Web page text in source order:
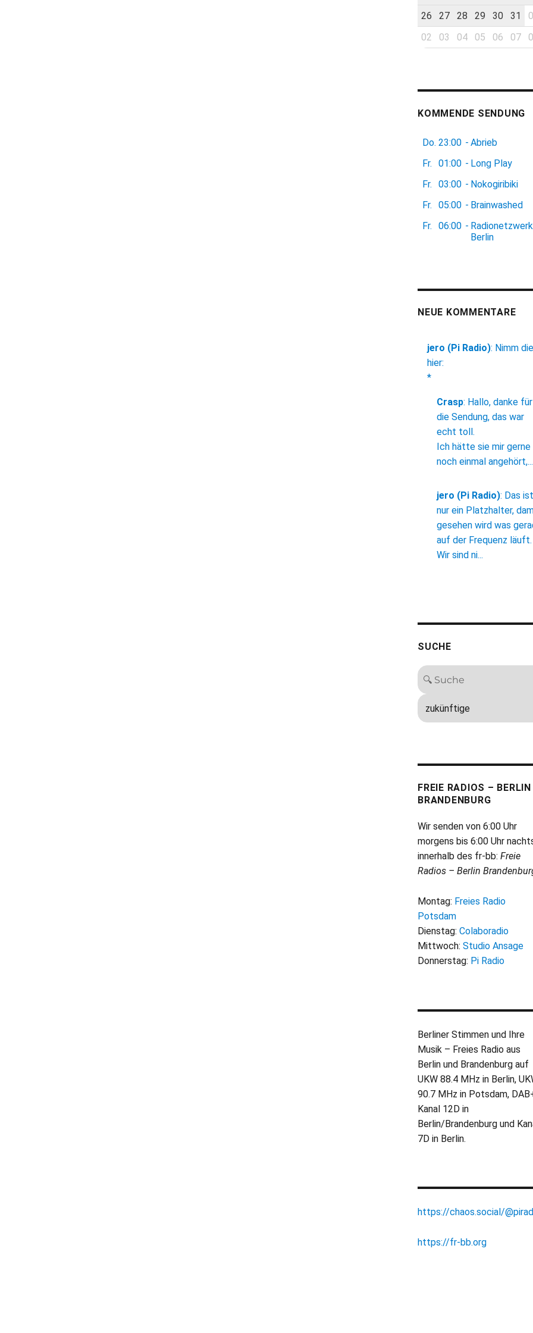
26
27 28 29 30 31
02
03 04 05 06 07
KOMMENDE SENDUNG
Do. 23:00 - Abrieb
Fr.
01:00 - Long Play
Fr.
03:00 - Nokogiribiki
Fr.
05:00 - Brainwashed
Fr.
06:00 - Radionetzwerk
Berlin
NEUE KOMMENTARE
jero (Pi Radio): Nimm die
hier:
*
Crasp: Hallo, danke für
die Sendung, das war
echt toll.
Ich hätte sie mir gerne
noch einmal angehört,...
jero (Pi Radio): Das ist
nur ein Platzhalter,
gesehen wird was
auf der Frequenz läuft.
Wir sind ni...
SUCHE
FREIE RADIOS – BERLIN
BRANDENBURG
Wir senden von 6:00 Uhr
morgens bis 6:00 Uhr
innerhalb des fr-bb: Freie
Radios – Berlin
Montag: Freies Radio
Potsdam
Dienstag: Colaboradio
Mittwoch: Studio Ansage
Donnerstag: Pi Radio
Berliner Stimmen und Ihre
Musik – Freies Radio aus
Berlin und Brandenburg auf
UKW 88.4 MHz in Berlin,
90.7 MHz in Potsdam,
Kanal 12D in
Berlin/Brandenburg und
7D in Berlin.
https://chaos.social/
https://fr-bb.org